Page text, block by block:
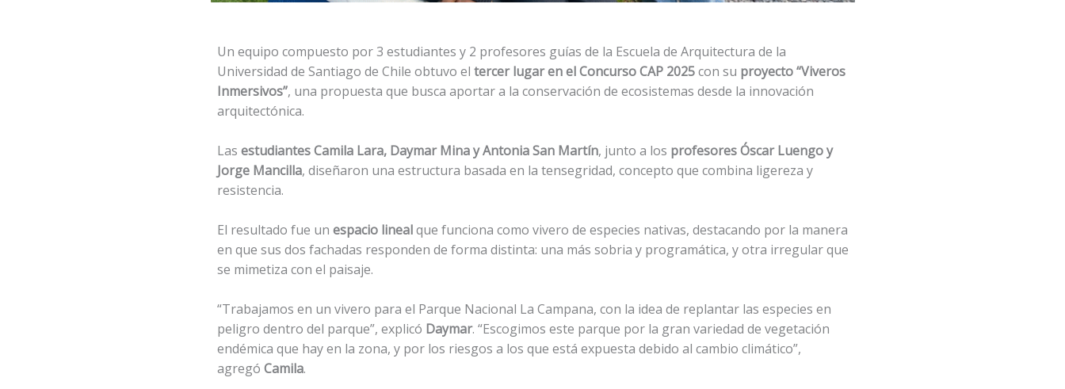
Un equipo compuesto por 3 estudiantes y 2 profesores guías de la Escuela de Arquitectura de la
Universidad de Santiago de Chile obtuvo el tercer lugar en el Concurso CAP 2025con su proyecto “Viveros
Inmersivos”, una propuesta que busca aportar a la conservación de ecosistemas desde la innovación
arquitectónica.
Las estudiantes Camila Lara, Daymar Mina y Antonia San Martín, junto a los profesores Óscar Luengo y
Jorge Mancilla, diseñaron una estructura basada en la tensegridad, concepto que combina ligereza y
resistencia.
El resultado fue un espacio linealque funciona como vivero de especies nativas, destacando por la manera
en que sus dos fachadas responden de forma distinta: una más sobria y programática, y otra irregular que
se mimetiza con el paisaje.
“Trabajamos en un vivero para el Parque Nacional La Campana, con la idea de replantar las especies en
peligro dentro del parque”, explicó Daymar. “Escogimos este parque por la gran variedad de vegetación
endémica que hay en la zona, y por los riesgos a los que está expuesta debido al cambio climático”,
agregó Camila.